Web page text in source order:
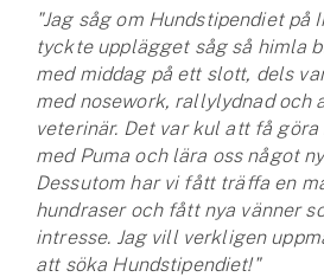
Företagsförsäkring
Bilförsäkring för företag
Släpvagnsförsäkring
Drönarförsäkring
För förmedlare
"Jag såg om Hundstipendiet på
tyckte upplägget såg så himla
med middag på ett slott, dels
med nosework, rallylydnad och
veterinär. Det var kul att få
med Puma och lära oss något
Dessutom har vi fått träffa en
hundraser och fått nya vänner
intresse. Jag vill verkligen
att söka Hundstipendiet!"